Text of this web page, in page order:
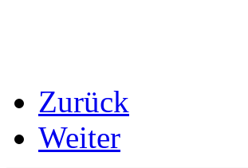
Zurück
Weiter